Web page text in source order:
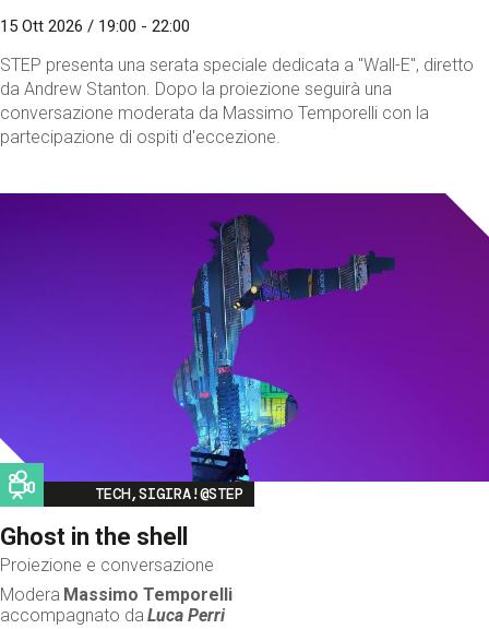
15 Ott 2026 / 19:00 - 22:00
STEP presenta una serata speciale dedicata a "Wall-E", diretto
da Andrew Stanton. Dopo la proiezione seguirà una
conversazione moderata da Massimo Temporelli con la
partecipazione di ospiti d'eccezione.
Image
TECH,SIGIRA!@STEP
Ghost in the shell
Proiezione e conversazione
Modera Massimo Temporelli
accompagnato da Luca Perri